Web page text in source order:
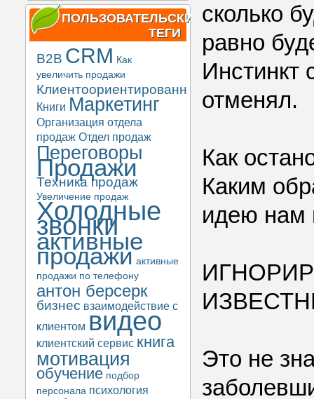
ПОЛЬЗОВАТЕЛЬСКИЕ
ТЕГИ
B2B CRM Как
увеличить продажи
Клиентоориентированность
Книги Маркетинг
Организация отдела
продаж Отдел продаж
Переговоры
Продажи
Техника продаж
Увеличение продаж
Холодные
звонки
активные
продажи активные
продажи по телефону
антон берсерк
бизнес взаимодействие с
клиентом видео
клиентский сервис книга
мотивация
обучение подбор
персонала психология
сколько
равно
Инстинкт
отменял.
Как
Каким
идею нам
Это не